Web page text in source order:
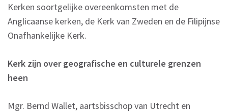
Kerken soortgelijke overeenkomsten met de
Anglicaanse kerken, de Kerk van Zweden en de Filipijnse
Onafhankelijke Kerk.
Kerk zijn over geografische en culturele grenzen
heen
Mgr. Bernd Wallet, aartsbisschop van Utrecht en